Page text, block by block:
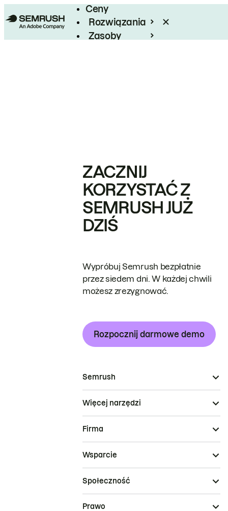
Ceny
Rozwiązania
Zasoby
ZACZNIJ
KORZYSTAĆ Z
SEMRUSH JUŻ
DZIŚ
Wypróbuj Semrush bezpłatnie
przez siedem dni. W każdej chwili
możesz zrezygnować.
Rozpocznij darmowe demo
Semrush
Więcej narzędzi
Firma
Wsparcie
Społeczność
Prawo